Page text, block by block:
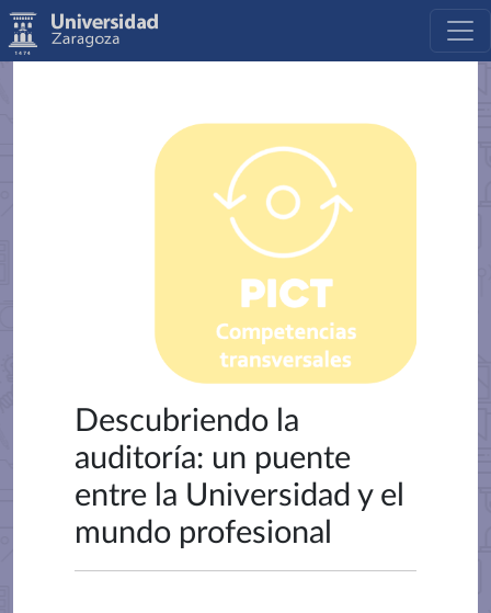
Descubriendo la
auditoría: un puente
entre la Universidad y el
mundo profesional